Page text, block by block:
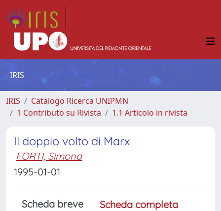
IRIS
IRIS
Catalogo Ricerca UNIPMN
1 Contributo su Rivista
1.1 Articolo in rivista
Il doppio volto di Marx
FORTI, Simona
1995-01-01
Scheda breve
Scheda completa